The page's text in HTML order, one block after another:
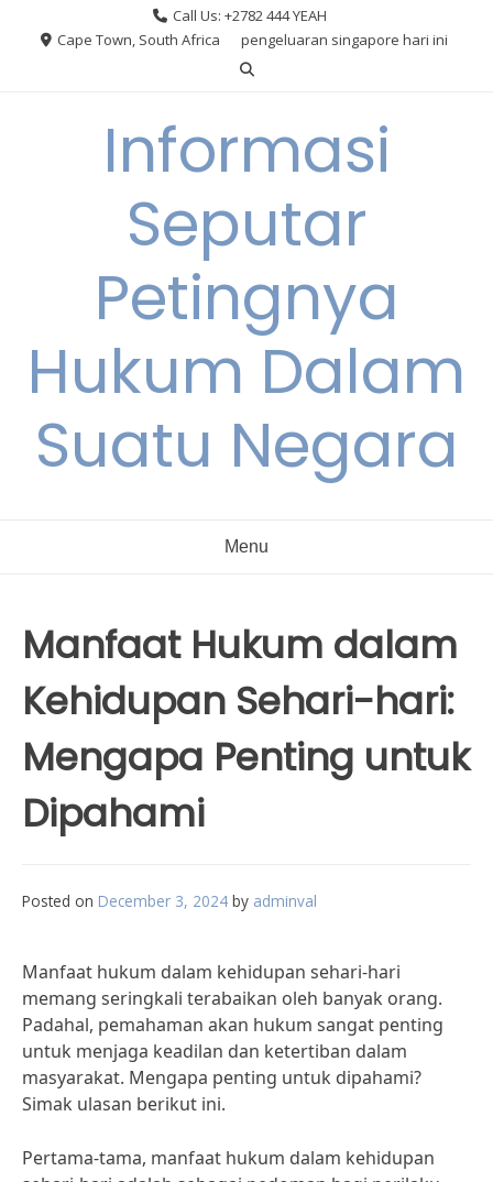
Call Us: +2782 444 YEAH
Cape Town, South Africa
pengeluaran singapore hari ini
Informasi
Seputar
Petingnya
Hukum Dalam
Suatu Negara
Menu
Manfaat Hukum dalam
Kehidupan Sehari-hari:
Mengapa Penting untuk
Dipahami
Posted on December 3, 2024 by adminval
Manfaat hukum dalam kehidupan sehari-hari
memang seringkali terabaikan oleh banyak orang.
Padahal, pemahaman akan hukum sangat penting
untuk menjaga keadilan dan ketertiban dalam
masyarakat. Mengapa penting untuk dipahami?
Simak ulasan berikut ini.
Pertama-tama, manfaat hukum dalam kehidupan